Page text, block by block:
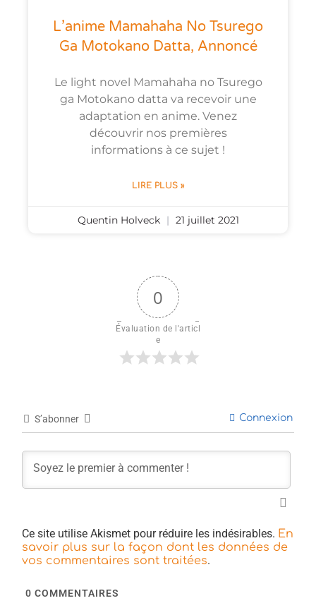
L’anime Mamahaha No Tsurego
Ga Motokano Datta, Annoncé
Le light novel Mamahaha no Tsurego
ga Motokano datta va recevoir une
adaptation en anime. Venez
découvrir nos premières
informations à ce sujet !
LIRE PLUS »
Quentin Holveck 21 juillet 2021
0
Évaluation de l'articl
e
S’abonner Connexion
Ce site utilise Akismet pour réduire les indésirables. En
savoir plus sur la façon dont les données de
vos commentaires sont traitées.
0 COMMENTAIRES